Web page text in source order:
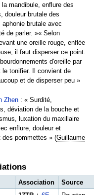
la mandibule, enflure des
douleur brutale des
aphonie brutale avec
de parler. »« Selon
une oreille rouge, enflée
il faut disperser ce point.
d'oreille par
le tonifier. Il convient de
et de disperser peu »
Zhen : « Surdité,
déviation de la bouche et
luxation du maxillaire
enflure, douleur et
des pommettes » (Guillaume
Association
Source